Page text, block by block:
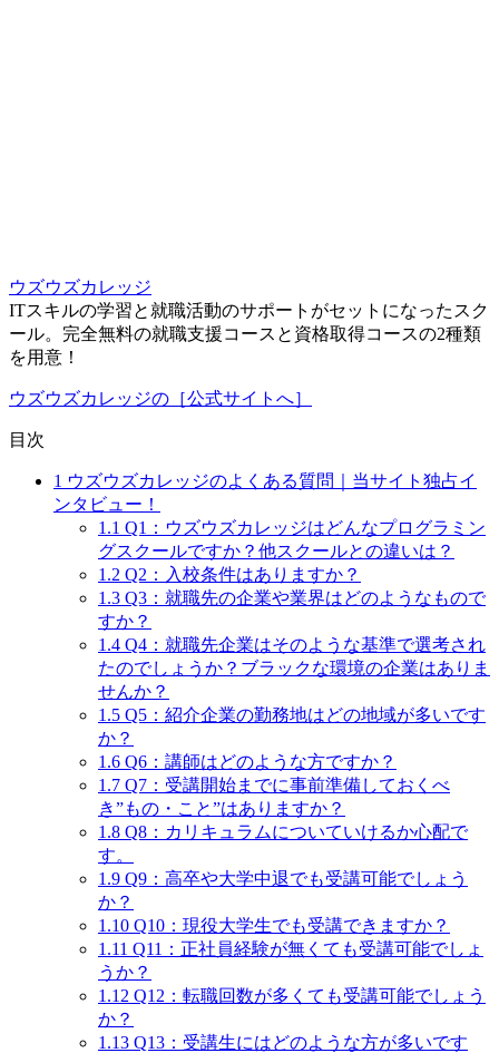
ウズウズカレッジ
ITスキルの学習と就職活動のサポートがセットになったスク
ール。完全無料の就職支援コースと資格取得コースの2種類
を用意！
ウズウズカレッジの［公式サイトへ］
目次
1 ウズウズカレッジのよくある質問｜当サイト独占イ
ンタビュー！
1.1 Q1：ウズウズカレッジはどんなプログラミン
グスクールですか？他スクールとの違いは？
1.2 Q2：入校条件はありますか？
1.3 Q3：就職先の企業や業界はどのようなもので
すか？
1.4 Q4：就職先企業はそのような基準で選考され
たのでしょうか？ブラックな環境の企業はありま
せんか？
1.5 Q5：紹介企業の勤務地はどの地域が多いです
か？
1.6 Q6：講師はどのような方ですか？
1.7 Q7：受講開始までに事前準備しておくべ
き”もの・こと”はありますか？
1.8 Q8：カリキュラムについていけるか心配で
す。
1.9 Q9：高卒や大学中退でも受講可能でしょう
か？
1.10 Q10：現役大学生でも受講できますか？
1.11 Q11：正社員経験が無くても受講可能でしょ
うか？
1.12 Q12：転職回数が多くても受講可能でしょう
か？
1.13 Q13：受講生にはどのような方が多いです